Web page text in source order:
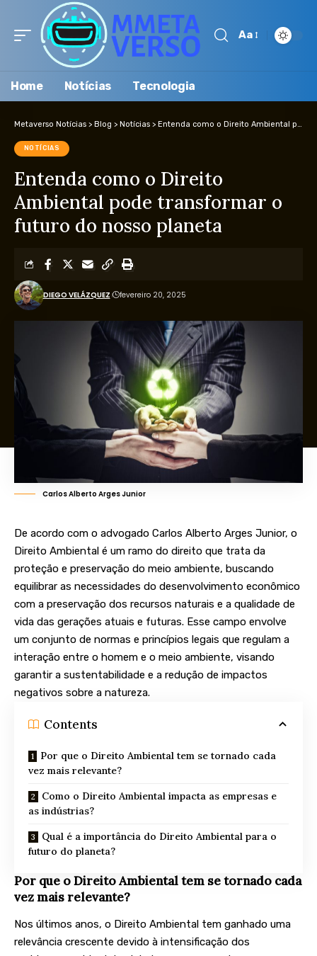
Aa
Home Notícias Tecnologia
Metaverso Notícias > Blog > Notícias > Entenda como o Direito Ambiental pode transformar o futuro do nosso planeta
NOTÍCIAS
Entenda como o Direito
Ambiental pode transformar o
futuro do nosso planeta
DIEGO VELÁZQUEZ fevereiro 20, 2025
Carlos Alberto Arges Junior
De acordo com o advogado Carlos Alberto Arges Junior, o
Direito Ambiental é um ramo do direito que trata da
proteção e preservação do meio ambiente, buscando
equilibrar as necessidades do desenvolvimento econômico
com a preservação dos recursos naturais e a qualidade de
vida das gerações atuais e futuras. Esse campo envolve
um conjunto de normas e princípios legais que regulam a
interação entre o homem e o meio ambiente, visando
garantir a sustentabilidade e a redução de impactos
negativos sobre a natureza.
Contents
Por que o Direito Ambiental tem se tornado cada
vez mais relevante?
Como o Direito Ambiental impacta as empresas e
as indústrias?
Qual é a importância do Direito Ambiental para o
futuro do planeta?
Por que o Direito Ambiental tem se tornado cada
vez mais relevante?
Nos últimos anos, o Direito Ambiental tem ganhado uma
relevância crescente devido à intensificação dos